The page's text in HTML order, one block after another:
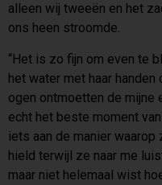
alleen wij tweeën en het
ons heen stroomde.
“Het is zo fijn om even te
het water met haar
ogen ontmoetten de mijne
echt het beste moment
iets aan de manier
hield terwijl ze naar me
maar niet helemaal wist